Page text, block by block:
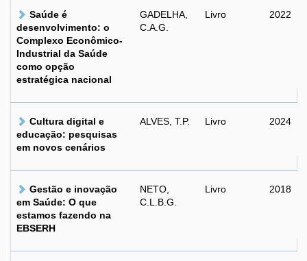
Saúde é
desenvolvimento: o
Complexo Econômico-
Industrial da Saúde
como opção
estratégica nacional
GADELHA,
C.A.G.
Livro 2022
Cultura digital e
educação: pesquisas
em novos cenários
ALVES, T.P. Livro 2024
Gestão e inovação
em Saúde: O que
estamos fazendo na
EBSERH
NETO,
C.L.B.G.
Livro 2018